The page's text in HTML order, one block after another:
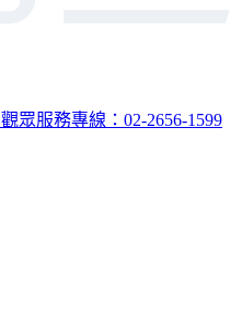
觀眾服務專線：02-2656-1599